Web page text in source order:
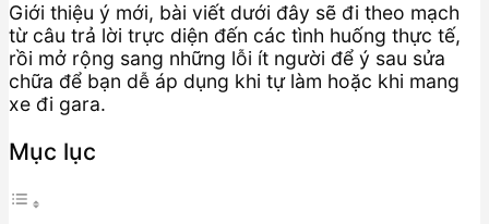
Giới thiệu ý mới, bài viết dưới đây sẽ đi theo mạch
từ câu trả lời trực diện đến các tình huống thực tế,
rồi mở rộng sang những lỗi ít người để ý sau sửa
chữa để bạn dễ áp dụng khi tự làm hoặc khi mang
xe đi gara.
Mục lục